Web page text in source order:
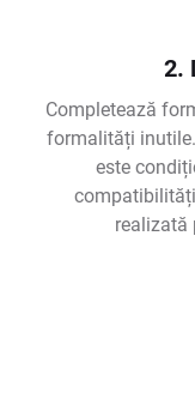
2.
Completează
formalități
este
realizată